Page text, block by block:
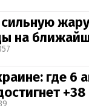
на
где 6
+38